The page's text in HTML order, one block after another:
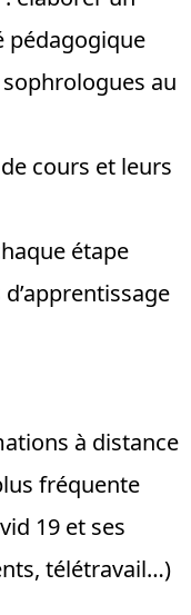
pédagogique
au
cours et leurs
étape
à distance
fréquente
19 et ses
télétravail…)